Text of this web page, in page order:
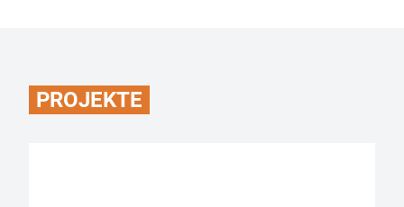
PROJEKTE